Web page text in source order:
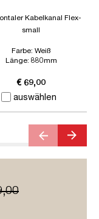
auswählen
Kabelkanal Flex-
small
Farbe: Weiß
Länge: 880mm
€ 69,00